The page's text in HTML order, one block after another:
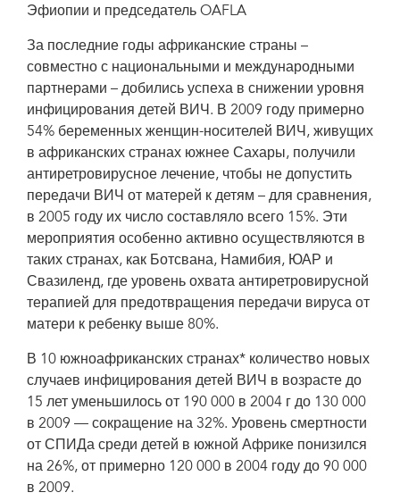
Эфиопии и председатель OAFLA
За последние годы африканские страны –
совместно с национальными и международными
партнерами – добились успеха в снижении уровня
инфицирования детей ВИЧ. В 2009 году примерно
54% беременных женщин-носителей ВИЧ, живущих
в африканских странах южнее Сахары, получили
антиретровирусное лечение, чтобы не допустить
передачи ВИЧ от матерей к детям – для сравнения,
в 2005 году их число составляло всего 15%. Эти
мероприятия особенно активно осуществляются в
таких странах, как Ботсвана, Намибия, ЮАР и
Свазиленд, где уровень охвата антиретровирусной
терапией для предотвращения передачи вируса от
матери к ребенку выше 80%.
В 10 южноафриканских странах* количество новых
случаев инфицирования детей ВИЧ в возрасте до
15 лет уменьшилось от 190 000 в 2004 г до 130 000
в 2009 — сокращение на 32%. Уровень смертности
от СПИДа среди детей в южной Африке понизился
на 26%, от примерно 120 000 в 2004 году до 90 000
в 2009.